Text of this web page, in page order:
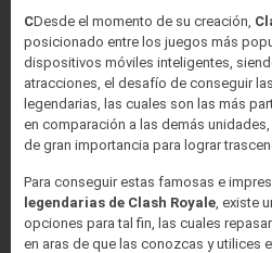
CDesde el momento de su creación,
posicionado entre los juegos más
dispositivos móviles inteligentes,
atracciones, el desafío de conseguir
legendarias, las cuales son las más
en comparación a las demás
de gran importancia para lograr
Para conseguir estas famosas e
legendarias de Clash Royale , existe
opciones para tal fin, las cuales
en aras de que las conozcas y utilices